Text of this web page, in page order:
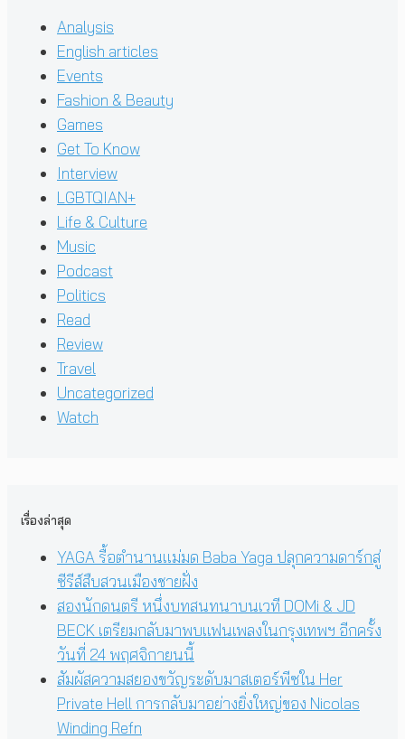
Analysis
English articles
Events
Fashion & Beauty
Games
Get To Know
Interview
LGBTQIAN+
Life & Culture
Music
Podcast
Politics
Read
Review
Travel
Uncategorized
Watch
เรื่องล่าสุด
YAGA รื้อตำนานแม่มด Baba Yaga ปลุกความดาร์กสู่
ซีรีส์สืบสวนเมืองชายฝั่ง
สองนักดนตรี หนึ่งบทสนทนาบนเวที DOMi & JD
BECK เตรียมกลับมาพบแฟนเพลงในกรุงเทพฯ อีกครั้ง
วันที่ 24 พฤศจิกายนนี้
สัมผัสความสยองขวัญระดับมาสเตอร์พีซใน Her
Private Hell การกลับมาอย่างยิ่งใหญ่ของ Nicolas
Winding Refn